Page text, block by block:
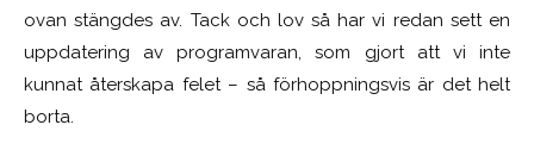
ovan stängdes av. Tack och lov så har vi redan sett en
uppdatering av programvaran, som gjort att vi inte
kunnat återskapa felet – så förhoppningsvis är det helt
borta.